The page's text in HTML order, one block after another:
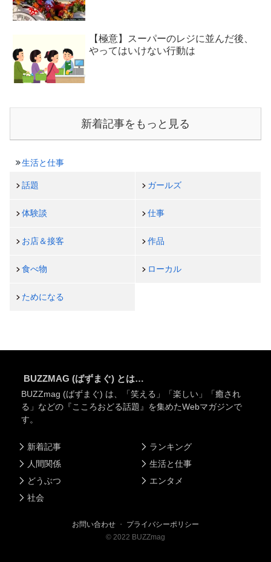
【極意】スーパーのレジに並んだ後、
やってはいけない行動は
新着記事をもっと見る
生活と仕事
話題 ガールズ
体験談 仕事
お店＆接客 作品
食べ物 ローカル
ためになる
BUZZMAG (ばずまぐ) とは…
BUZZmag (ばずまぐ) は、「笑える」「楽しい」「癒され
る」などの『こころおどる話題』を集めたWebマガジンで
す。
新着記事
人間関係
どうぶつ
社会
ランキング
生活と仕事
エンタメ
お問い合わせ ・ プライバシーポリシー
© 2022 BUZZmag